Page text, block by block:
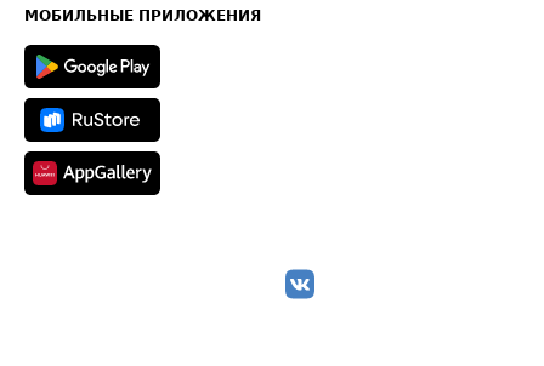
Техническая информация
МОБИЛЬНЫЕ ПРИЛОЖЕНИЯ